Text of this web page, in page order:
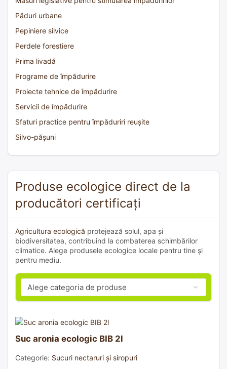
Păduri urbane
Pepiniere silvice
Perdele forestiere
Prima livadă
Programe de împădurire
Proiecte tehnice de împădurire
Servicii de împădurire
Sfaturi practice pentru împăduriri reușite
Silvo-pășuni
Produse ecologice direct de la
producători certificați
Agricultura ecologică protejează solul, apa și
biodiversitatea, contribuind la combaterea schimbărilor
climatice. Alege produsele ecologice locale pentru tine și
pentru mediu.
Suc aronia ecologic BIB 2l
Categorie: Sucuri nectaruri și siropuri